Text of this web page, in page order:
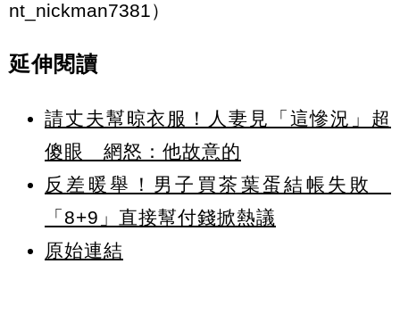
nt_nickman7381）
延伸閱讀
請丈夫幫晾衣服！人妻見「這慘況」超
傻眼 網怒：他故意的
反差暖舉！男子買茶葉蛋結帳失敗
「8+9」直接幫付錢掀熱議
原始連結